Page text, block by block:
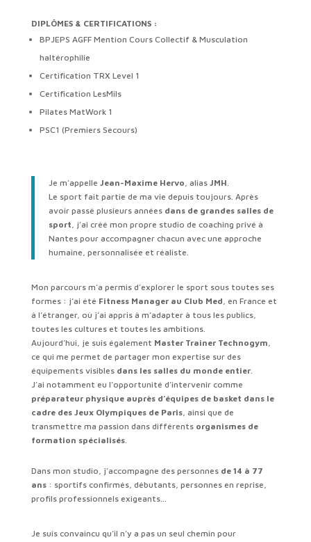
DIPLÔMES & CERTIFICATIONS :
BPJEPS AGFF Mention Cours Collectif & Musculation
haltérophilie
Certification TRX Level 1
Certification LesMils
Pilates MatWork 1
PSC1 (Premiers Secours)
Je m’appelle Jean-Maxime Hervo, alias JMH.
Le sport fait partie de ma vie depuis toujours. Après
avoir passé plusieurs annéesdans de grandes salles de
sport, j’ai créé mon propre studio de coaching privé à
Nantes pour accompagner chacun avec une approche
humaine, personnalisée et réaliste.
Mon parcours m’a permis d’explorer le sport sous toutes ses
formes : j’ai été Fitness Manager au Club Med, en France et
à l’étranger, où j’ai appris à m’adapter à tous les publics,
toutes les cultures et toutes les ambitions.
Aujourd’hui, je suis également Master Trainer Technogym,
ce qui me permet de partager mon expertise sur des
équipements visibles dans les salles du monde entier.
J’ai notamment eu l’opportunité d’intervenir comme
préparateur physique auprès d’équipes de basket dans le
cadre des Jeux Olympiques de Paris, ainsi que de
transmettre ma passion dans différents organismes de
formation spécialisés.
Dans mon studio, j’accompagne des personnes de 14 à 77
ans: sportifs confirmés, débutants, personnes en reprise,
profils professionnels exigeants…
Je suis convaincu qu’il n’y a pas un seul chemin pour